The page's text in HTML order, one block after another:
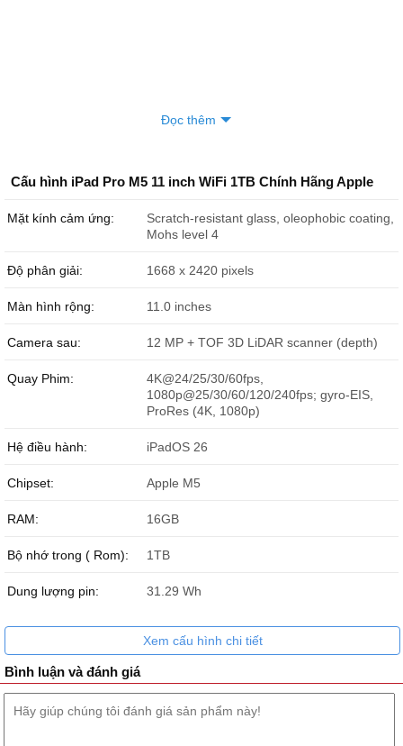
Đọc thêm
Cấu hình iPad Pro M5 11 inch WiFi 1TB Chính Hãng Apple
Mặt kính cảm ứng:
Scratch-resistant glass, oleophobic coating,
Mohs level 4
Độ phân giải: 1668 x 2420 pixels
Màn hình rộng: 11.0 inches
Camera sau: 12 MP + TOF 3D LiDAR scanner (depth)
Quay Phim:
4K@24/25/30/60fps,
1080p@25/30/60/120/240fps; gyro-EIS,
ProRes (4K, 1080p)
Hệ điều hành: iPadOS 26
Chipset: Apple M5
RAM: 16GB
Bộ nhớ trong ( Rom): 1TB
Dung lượng pin: 31.29 Wh
Xem cấu hình chi tiết
Bình luận và đánh giá